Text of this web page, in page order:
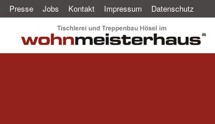
Presse Jobs Kontakt Impressum Datenschutz